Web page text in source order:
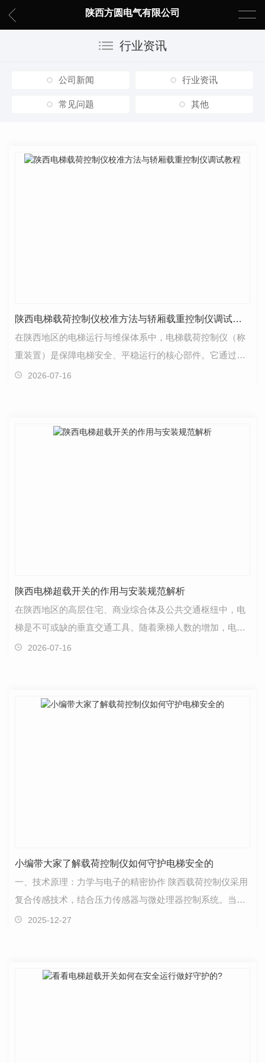
陕西方圆电气有限公司
行业资讯
公司新闻 行业资讯
常见问题 其他
陕西电梯载荷控制仪校准方法与轿厢载重控制仪调试教程
在陕西地区的电梯运行与维保体系中，电梯载荷控制仪（称
重装置）是保障电梯安全、平稳运行的核心部件。它通过传
感器将轿厢内的重量转换为电信号，当载重达到额定载…
2026-07-16
陕西电梯超载开关的作用与安装规范解析
在陕西地区的高层住宅、商业综合体及公共交通枢纽中，电
梯是不可或缺的垂直交通工具。随着乘梯人数的增加，电梯
超载问题日益受到重视。电梯超载开关作为保障乘梯安…
2026-07-16
小编带大家了解载荷控制仪如何守护电梯安全的
一、技术原理：力学与电子的精密协作 陕西载荷控制仪采用
复合传感技术，结合压力传感器与微处理器控制系统。当电
梯载重超过额定值时，压力传感器将机械信号转化为…
2025-12-27